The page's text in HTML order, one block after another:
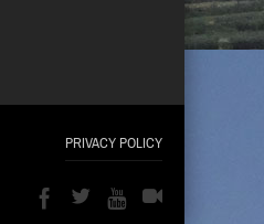
PRIVACY POLICY